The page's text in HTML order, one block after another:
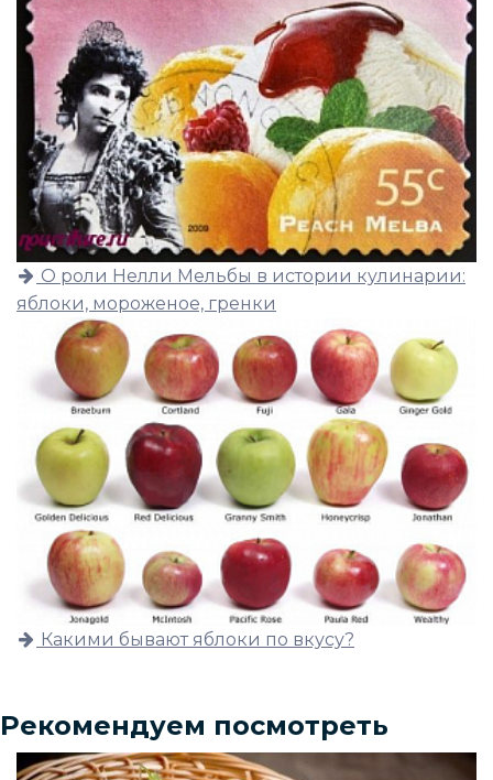
О роли Нелли Мельбы в истории кулинарии:
яблоки, мороженое, гренки
Какими бывают яблоки по вкусу?
Рекомендуем посмотреть